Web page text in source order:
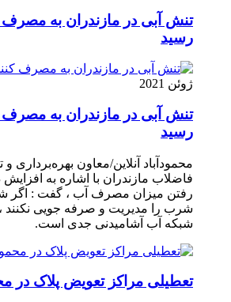
تنش آبی در مازندران به مصرف
رسيد
ژوئن 2021
تنش آبی در مازندران به مصرف
رسيد
محمودآباد آنلاین/معاون
فاضلاب مازندران با اشاره به افزایش
رفتن میزان مصرف آب ، گفت : اگر
شرب را مدیریت و صرفه جویی نکنند ،
شبکه آب آشامیدنی جدی است.
تعطیلی مراکز تعویض پلاک در